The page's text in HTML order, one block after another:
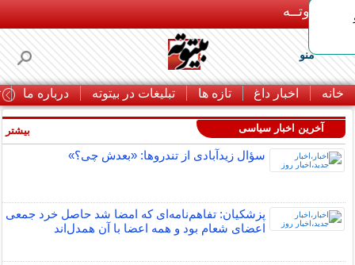
بـیتوتــه
منو
خانه اخبار داغ تازه ها تبلیغات در بیتوته درباره ما
آخرین اخبار سیاسی
سؤال زیدآبادی از تندروها: «بعدش چی؟»
پزشکیان: تفاهم‌نامه‌ای که امضا شد حاصل خرد جمعی
اعضای شعام بود و همه اعضا با آن همدل‌اند
بیشتر